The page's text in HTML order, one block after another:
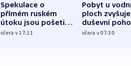
Spekulace o
přímém ruském
útoku jsou pošetilé,
míní estonský
včera v 17:11
Pobyt u
ploch zvyšuje
duševní
ukázala
včera v 07:30